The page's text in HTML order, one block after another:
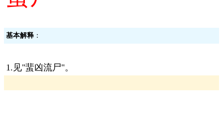
基本解释 ：
1.见"蜚凶流尸"。